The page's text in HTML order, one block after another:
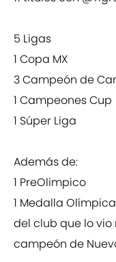
5 Ligas
1 Copa MX
3 Campeón de
1 Campeones Cup
1 Súper Liga
Además de:
1 PreOlimpico
1 Medalla Olímpica
del club que lo
campeón de